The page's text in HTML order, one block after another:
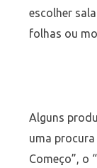
escolher
folhas ou
Alguns
uma procura
Começo”, o